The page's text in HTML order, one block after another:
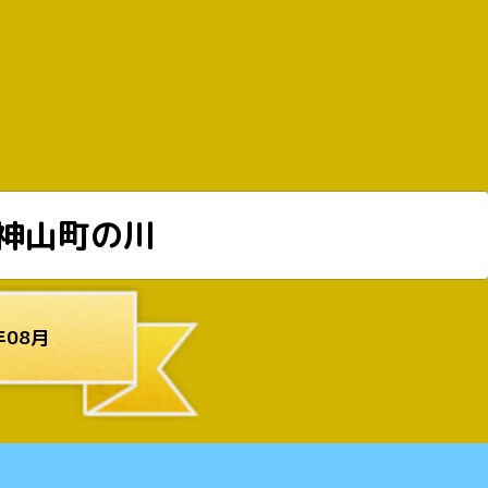
山町の川
08月